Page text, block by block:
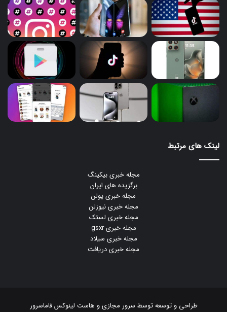
لینک های مرتبط
مجله خبری بیکینگ
برگزیده های ایران
مجله خبری یولن
مجله خبری نیوزلن
مجله خبری لستک
مجله خبری gsxr
مجله خبری سیلاد
مجله خبری دریافت
طراحی و توسعه توسط سرور مجازیو هاست لینوکسفاماسرور